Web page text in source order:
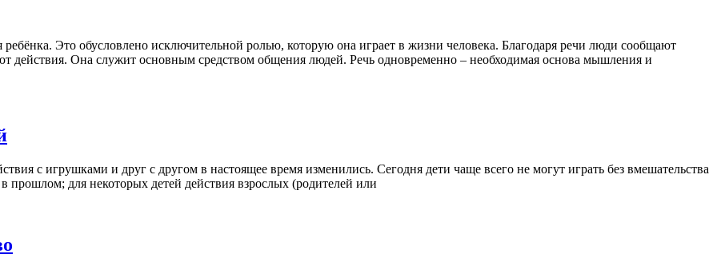
Это обусловлено исключительной ролью, которую она играет в жизни человека. Благодаря речи люди сообщают
действия. Она служит основным средством общения людей. Речь одновременно – необходимая основа мышления и
с игрушками и друг с другом в настоящее время изменились. Сегодня дети чаще всего не могут играть без вмешательства
прошлом; для некоторых детей действия взрослых (родителей или